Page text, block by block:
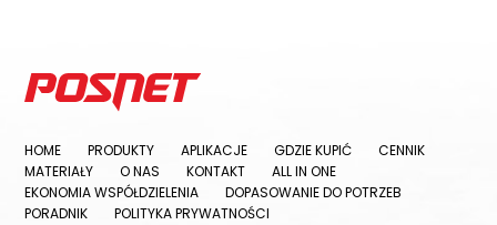
HOME PRODUKTY APLIKACJE GDZIE KUPIĆ
CENNIK
MATERIAŁY
O NAS KONTAKT
ALL IN ONE
EKONOMIA WSPÓŁDZIELENIA
DOPASOWANIE DO POTRZEB
PORADNIK
POLITYKA PRYWATNOŚCI